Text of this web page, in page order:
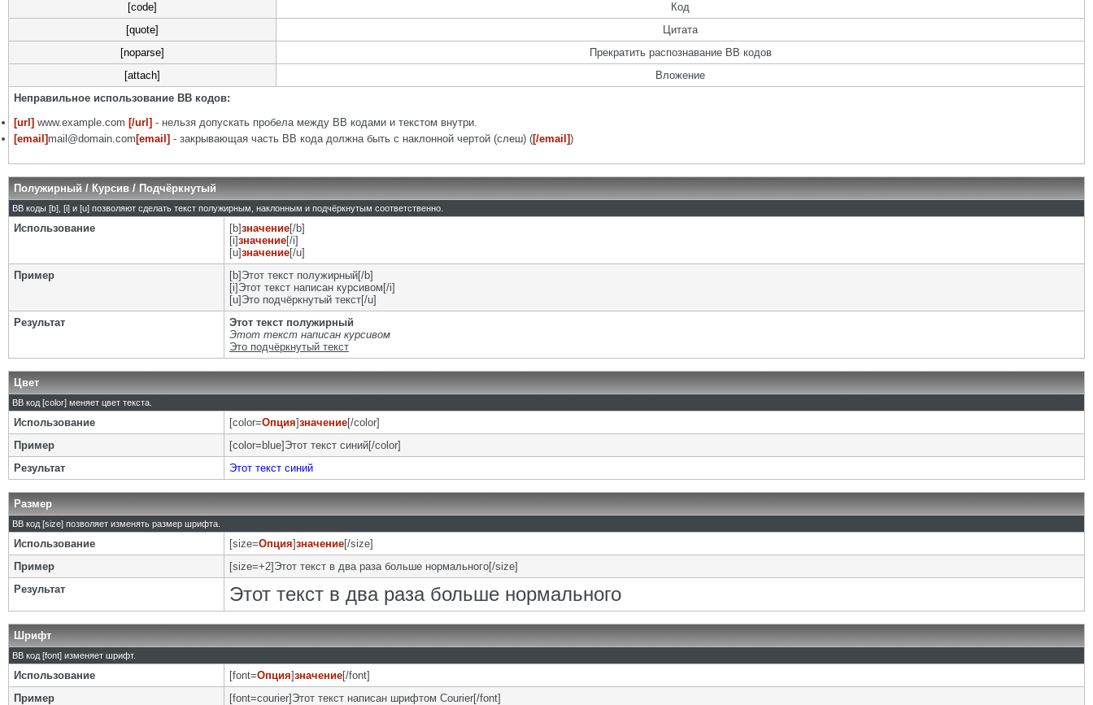
[code]
Код
[quote]
Цитата
[noparse]
Прекратить распознавание BB кодов
[attach]
Вложение
Неправильное использование BB кодов:
[url] www.example.com [/url] - нельзя допускать пробела между BB кодами и текстом внутри.
[email] mail@domain.com [email] - закрывающая часть BB кода должна быть с наклонной чертой (слеш) ([/email])
Полужирный / Курсив / Подчёркнутый
BB коды [b], [i] и [u] позволяют сделать текст полужирным, наклонным и подчёркнутым соответственно.
Использование [b]значение[/b]
[i]значение[/i]
[u]значение[/u]
Пример
[b]Этот текст полужирный[/b]
[i]Этот текст написан курсивом[/i]
[u]Это подчёркнутый текст[/u]
Результат
Этот текст полужирный
Этот текст написан курсивом
Это подчёркнутый текст
Цвет
BB код [color] меняет цвет текста.
Использование [color=Опция]значение[/color]
Пример
[color=blue]Этот текст синий[/color]
Результат
Этот текст синий
Размер
BB код [size] позволяет изменять размер шрифта.
Использование [size=Опция]значение[/size]
Пример
[size=+2]Этот текст в два раза больше нормального[/size]
Результат
Этот текст в два раза больше нормального
Шрифт
BB код [font] изменяет шрифт.
Использование [font=Опция]значение[/font]
Пример
[font=courier]Этот текст написан шрифтом Courier[/font]